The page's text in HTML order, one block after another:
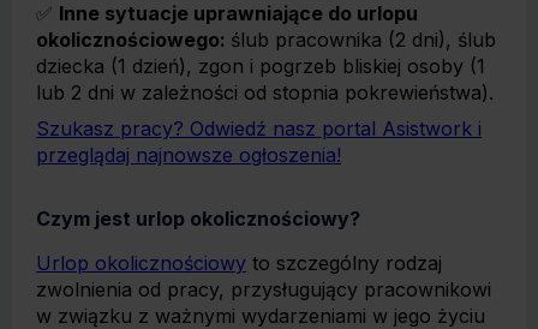
✅ Inne sytuacje uprawniające do urlopu
okolicznościowego: ślub pracownika (2 dni), ślub
dziecka (1 dzień), zgon i pogrzeb bliskiej osoby (1
lub 2 dni w zależności od stopnia pokrewieństwa).
Szukasz pracy? Odwiedź nasz portal Asistwork i
przeglądaj najnowsze ogłoszenia!
Czym jest urlop okolicznościowy?
Urlop okolicznościowy to szczególny rodzaj
zwolnienia od pracy, przysługujący pracownikowi
w związku z ważnymi wydarzeniami w jego życiu